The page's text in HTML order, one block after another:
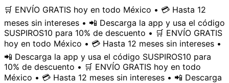
🛒 ENVÍO GRATIS hoy en todo México • 💳 Hasta 12
meses sin intereses • 📲 Descarga la app y usa el código
SUSPIROS10 para 10% de descuento • 🛒 ENVÍO GRATIS
hoy en todo México • 💳 Hasta 12 meses sin intereses •
📲 Descarga la app y usa el código SUSPIROS10 para
10% de descuento • 🛒 ENVÍO GRATIS hoy en todo
México • 💳 Hasta 12 meses sin intereses • 📲 Descarga